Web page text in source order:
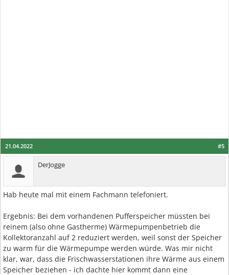
#5
21.04.2022
DerJogge
Hab heute mal mit einem Fachmann telefoniert.
Ergebnis: Bei dem vorhandenen Pufferspeicher müssten bei
reinem (also ohne Gastherme) Wärmepumpenbetrieb die
Kollektoranzahl auf 2 reduziert werden, weil sonst der Speicher
zu warm für die Wärmepumpe werden würde. Was mir nicht
klar, war, dass die Frischwasserstationen ihre Wärme aus einem
Speicher beziehen - ich dachte hier kommt dann eine